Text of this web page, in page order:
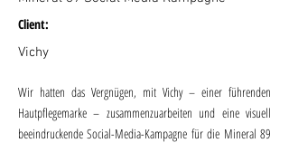
Client:
Vichy
Wir hatten das Vergnügen, mit Vichy – einer führenden
Hautpflegemarke – zusammenzuarbeiten und eine visuell
beeindruckende Social-Media-Kampagne für die Mineral 89